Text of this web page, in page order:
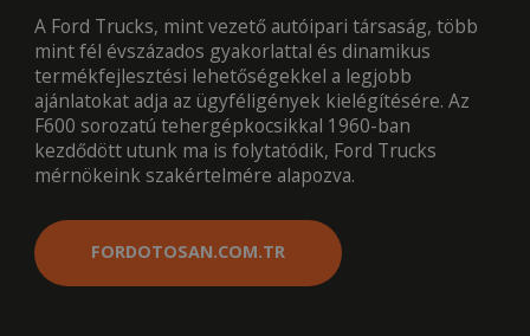
A Ford Trucks, mint vezető autóipari társaság, több
mint fél évszázados gyakorlattal és dinamikus
termékfejlesztési lehetőségekkel a legjobb
ajánlatokat adja az ügyféligények kielégítésére. Az
F600 sorozatú tehergépkocsikkal 1960-ban
kezdődött utunk ma is folytatódik, Ford Trucks
mérnökeink szakértelmére alapozva.
FORDOTOSAN.COM.TR